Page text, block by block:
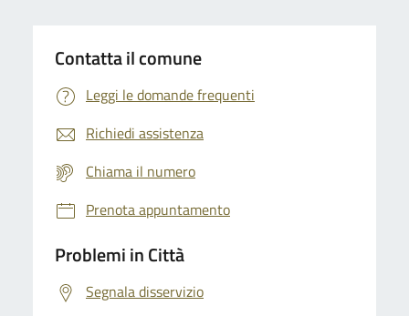
Contatta il comune
Leggi le domande frequenti
Richiedi assistenza
Chiama il numero
Prenota appuntamento
Problemi in Città
Segnala disservizio